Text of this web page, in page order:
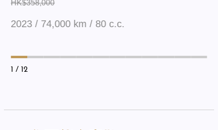
HK$358,000
2023 / 74,000 km / 80 c.c.
1 / 12